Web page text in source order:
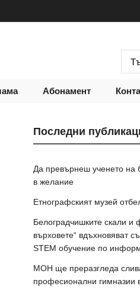
Абонамент
Последни
Да превърнеш ученето на
в желание
Етнографският музей
Белоградчишките скали и
върховете“ вдъхновяват
STEM обучение по
МОН ще преразгледа
професионални гимназии